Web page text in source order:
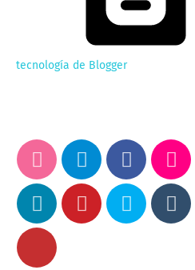
tecnología de Blogger